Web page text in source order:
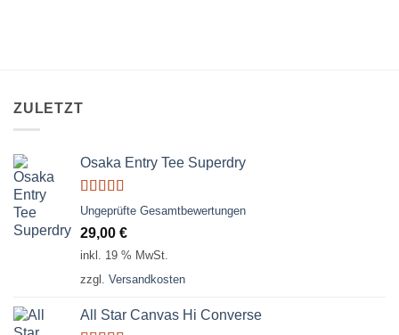
ZULETZT
Osaka Entry Tee Superdry
Bewertet
mit 4.00
von 5
Ungeprüfte Gesamtbewertungen
29,00 €
inkl. 19 % MwSt.
zzgl. Versandkosten
All Star Canvas Hi Converse